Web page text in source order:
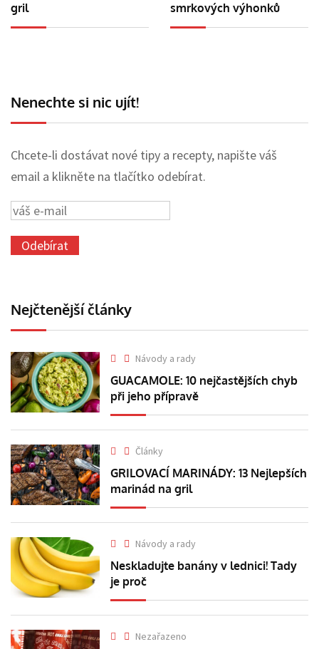
gril
smrkových výhonků
Nenechte si nic ujít!
Chcete-li dostávat nové tipy a recepty, napište váš
email a klikněte na tlačítko odebírat.
Nejčtenější články
Návody a rady
GUACAMOLE: 10 nejčastějších chyb
při jeho přípravě
Články
GRILOVACÍ MARINÁDY: 13 Nejlepších
marinád na gril
Návody a rady
Neskladujte banány v lednici! Tady
je proč
Nezařazeno